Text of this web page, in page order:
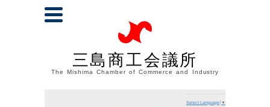
三島商工会議所
The Mishima Chamber of Commerce and Industry
Select Language ▼